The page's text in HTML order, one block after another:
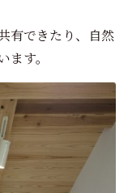
有できたり、自然
す。